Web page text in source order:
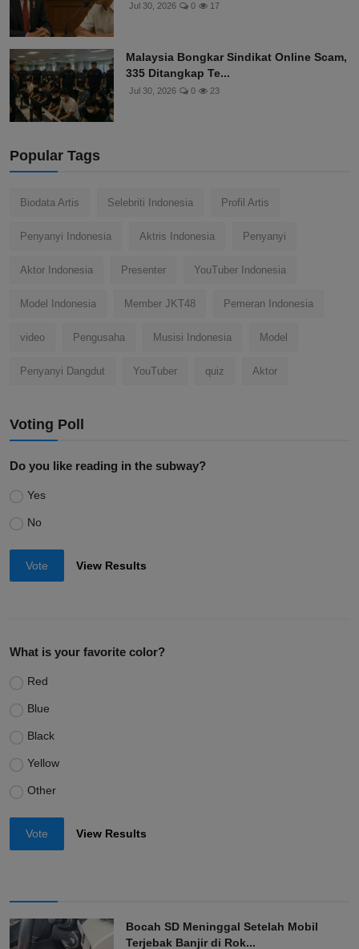
Jul 30, 2026 0 17
Malaysia Bongkar Sindikat Online Scam,
335 Ditangkap Te...
Jul 30, 2026 0 23
Popular Tags
Biodata Artis Selebriti Indonesia Profil Artis
Penyanyi Indonesia Aktris Indonesia Penyanyi
Aktor Indonesia Presenter YouTuber Indonesia
Model Indonesia Member JKT48 Pemeran Indonesia
video Pengusaha Musisi Indonesia Model
Penyanyi Dangdut YouTuber quiz Aktor
Voting Poll
Do you like reading in the subway?
Yes
No
Vote View Results
What is your favorite color?
Red
Blue
Black
Yellow
Other
Vote View Results
Bocah SD Meninggal Setelah Mobil
Terjebak Banjir di Rok...